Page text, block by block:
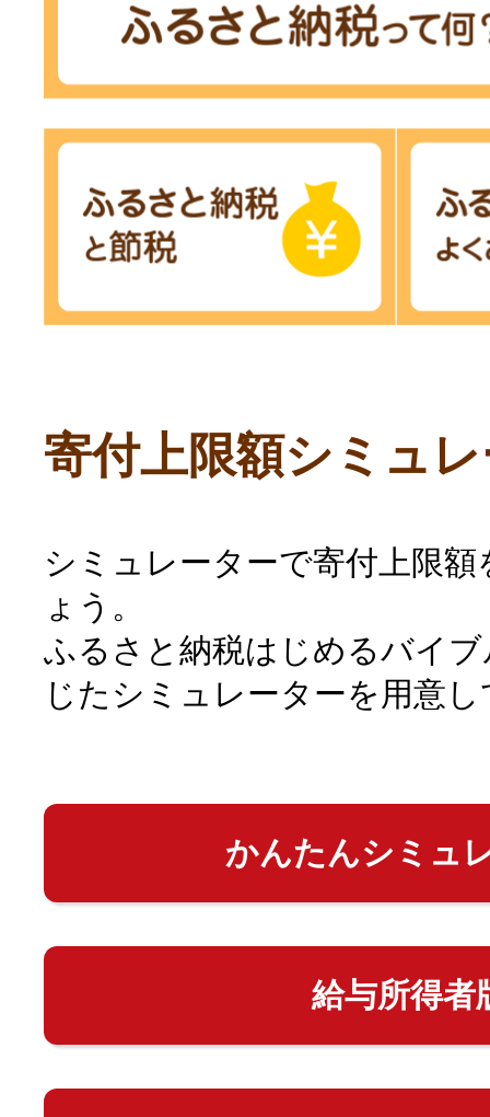
寄付上限額シミュ
シミュレーターで寄付上限
ょう。
ふるさと納税はじめるバイ
じたシミュレーターを用意
かんたんシミュ
給与所得者